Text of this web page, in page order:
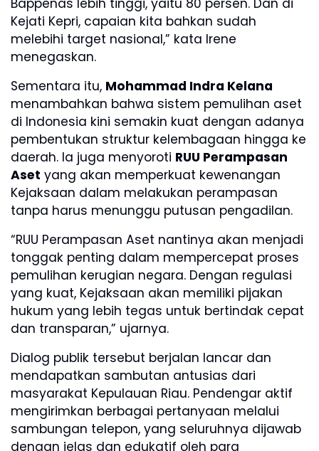
Kejati Kepri, capaian kita bahkan sudah
melebihi target nasional,” kata Irene
menegaskan.
Sementara itu, Mohammad Indra Kelana
menambahkan bahwa sistem pemulihan aset
di Indonesia kini semakin kuat dengan adanya
pembentukan struktur kelembagaan hingga ke
daerah. Ia juga menyoroti RUU Perampasan
Aset yang akan memperkuat kewenangan
Kejaksaan dalam melakukan perampasan
tanpa harus menunggu putusan pengadilan.
“RUU Perampasan Aset nantinya akan menjadi
tonggak penting dalam mempercepat proses
pemulihan kerugian negara. Dengan regulasi
yang kuat, Kejaksaan akan memiliki pijakan
hukum yang lebih tegas untuk bertindak cepat
dan transparan,” ujarnya.
Dialog publik tersebut berjalan lancar dan
mendapatkan sambutan antusias dari
masyarakat Kepulauan Riau. Pendengar aktif
mengirimkan berbagai pertanyaan melalui
sambungan telepon, yang seluruhnya dijawab
dengan jelas dan edukatif oleh para